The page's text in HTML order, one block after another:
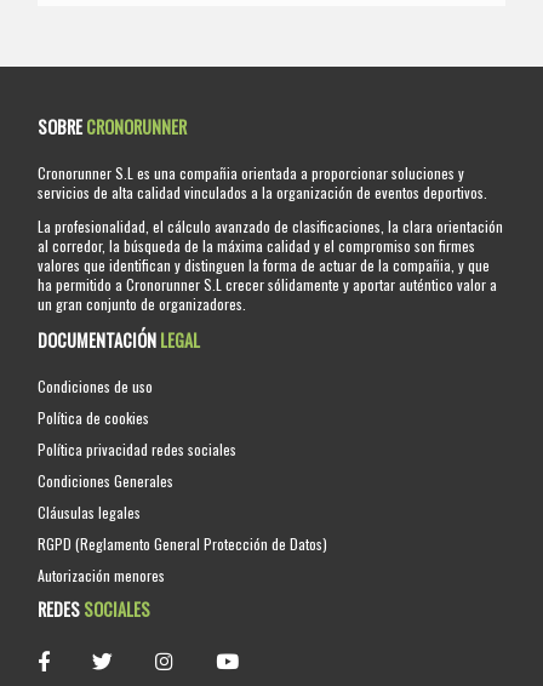
SOBRECRONORUNNER
Cronorunner S.L es una compañia orientada a proporcionar soluciones y
servicios de alta calidad vinculados a la organización de eventos deportivos.
La profesionalidad, el cálculo avanzado de clasificaciones, la clara orientación
al corredor, la búsqueda de la máxima calidad y el compromiso son firmes
valores que identifican y distinguen la forma de actuar de la compañia, y que
ha permitido a Cronorunner S.L crecer sólidamente y aportar auténtico valor a
un gran conjunto de organizadores.
DOCUMENTACIÓNLEGAL
Condiciones de uso
Política de cookies
Política privacidad redes sociales
Condiciones Generales
Cláusulas legales
RGPD (Reglamento General Protección de Datos)
Autorización menores
REDESSOCIALES